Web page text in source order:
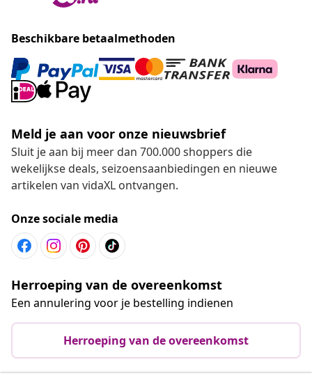
Beschikbare betaalmethoden
Meld je aan voor onze nieuwsbrief
Sluit je aan bij meer dan 700.000 shoppers die
wekelijkse deals, seizoensaanbiedingen en nieuwe
artikelen van vidaXL ontvangen.
Onze sociale media
Herroeping van de overeenkomst
Een annulering voor je bestelling indienen
Herroeping van de overeenkomst